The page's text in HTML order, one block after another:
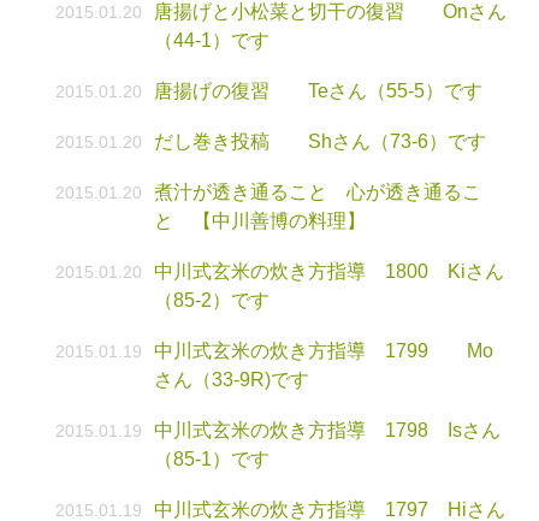
2015.01.20
唐揚げと小松菜と切干の復習 Onさん
（44-1）です
2015.01.20 唐揚げの復習 Teさん（55-5）です
2015.01.20 だし巻き投稿 Shさん（73-6）です
2015.01.20
煮汁が透き通ること 心が透き通るこ
と 【中川善博の料理】
2015.01.20
中川式玄米の炊き方指導 1800 Kiさん
（85-2）です
2015.01.19
中川式玄米の炊き方指導 1799 Mo
さん（33-9R)です
2015.01.19
中川式玄米の炊き方指導 1798 Isさん
（85-1）です
2015.01.19
中川式玄米の炊き方指導 1797 Hiさん